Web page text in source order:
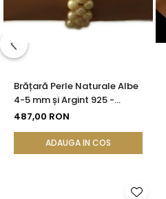
Brățară Perle Naturale Albe
4-5 mm și Argint 925 -
Delicate Beauty |
487,00 RON
ADAUGA IN COS